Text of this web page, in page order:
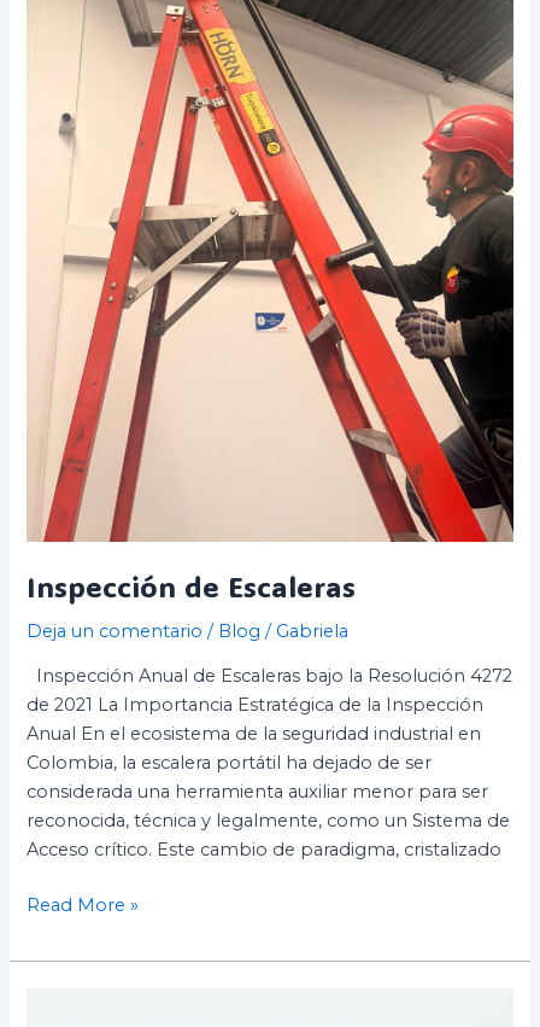
Inspección de Escaleras
Deja un comentario / Blog / Gabriela
Inspección Anual de Escaleras bajo la Resolución 4272
de 2021 La Importancia Estratégica de la Inspección
Anual En el ecosistema de la seguridad industrial en
Colombia, la escalera portátil ha dejado de ser
considerada una herramienta auxiliar menor para ser
reconocida, técnica y legalmente, como un Sistema de
Acceso crítico. Este cambio de paradigma, cristalizado
Read More »